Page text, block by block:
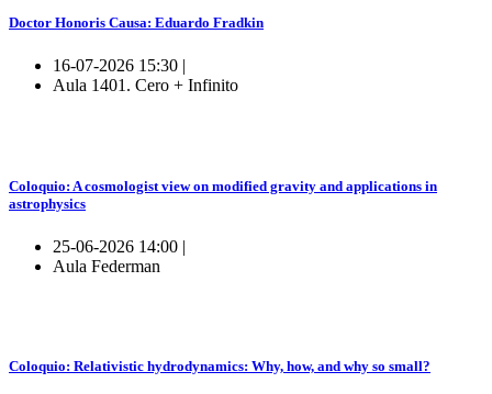
Doctor Honoris Causa: Eduardo Fradkin
16-07-2026 15:30 |
Aula 1401. Cero + Infinito
Coloquio: A cosmologist view on modified gravity and applications in
astrophysics
25-06-2026 14:00 |
Aula Federman
Coloquio: Relativistic hydrodynamics: Why, how, and why so small?